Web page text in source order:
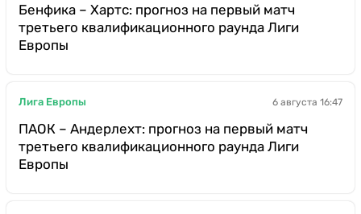
Бенфика – Хартс: прогноз на первый матч
третьего квалификационного раунда Лиги
Европы
Лига Европы 6 августа 16:47
ПАОК – Андерлехт: прогноз на первый матч
третьего квалификационного раунда Лиги
Европы